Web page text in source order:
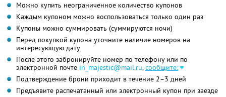
Можно купить неограниченное количество купонов
Каждым купоном можно воспользоваться только один раз
Купоны можно суммировать (суммируются ночи)
Перед покупкой купона уточните наличие номеров на
интересующую дату
После этого забронируйте номер по телефону или по
электронной почте in_majestic@mail.ru,сообщите:
Подтверждение брони приходит в течение 2–3 дней
Предъявите распечатанный или электронный купон при заезде